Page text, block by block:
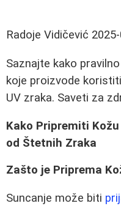
Radoje Vidičević
Saznajte kako
koje proizvode
UV zraka. Saveti za
Kako Pripremiti
od Štetnih Zraka
Zašto je Priprema
Suncanje može biti